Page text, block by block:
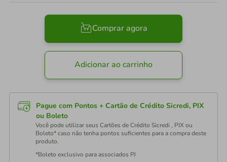
Comprar agora
Adicionar ao carrinho
Pague com Pontos + Cartão de Crédito Sicredi, PIX
ou Boleto
Você pode utilizar seus Cartões de Crédito Sicredi , PIX ou
Boleto* caso não tenha pontos suficientes para a compra deste
produto.
*Boleto exclusivo para associados PJ